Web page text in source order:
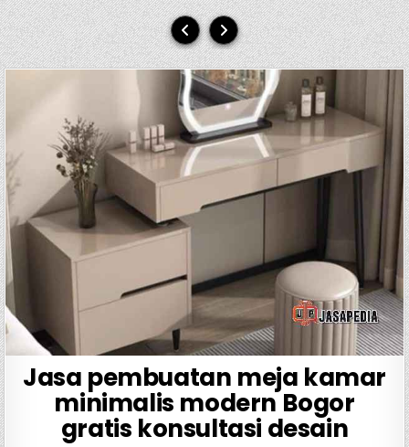
Jasa pembuatan meja kamar
minimalis modern Bogor
gratis konsultasi desain